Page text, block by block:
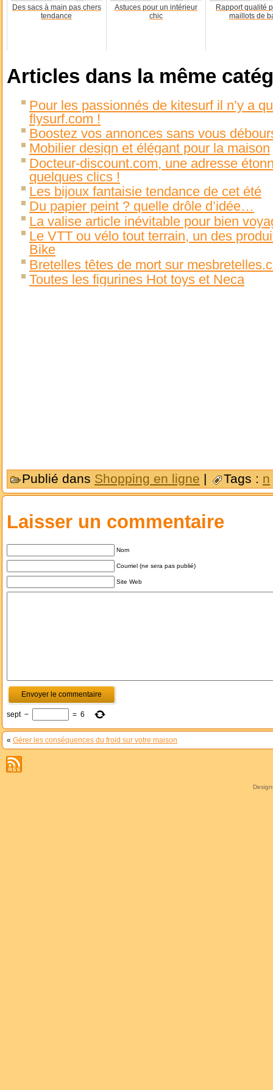
Des sacs à main pas chers
tendance
Astuces pour un intérieur
chic
Rapport qualité
maillots de
Articles dans la même
Pour les passionnés de kitesurf il n’y a
flysurf.com !
Boostez vos annonces sans vous
Mobilier design et élégant pour la maison
Docteur-discount.com, une adresse
quelques clics !
Les bijoux fantaisie tendance de cet été
Du papier peint ? quelle drôle d’idée…
La valise article inévitable pour bien
Le VTT ou vélo tout terrain, un des
Bike
Bretelles têtes de mort sur
Toutes les figurines Hot toys et Neca
Publié dans Shopping en ligne | Tags : n
Laisser un commentaire
Nom
Courriel (ne sera pas publié)
Site Web
sept − = 6
« Gérer les conséquences du froid sur votre maison